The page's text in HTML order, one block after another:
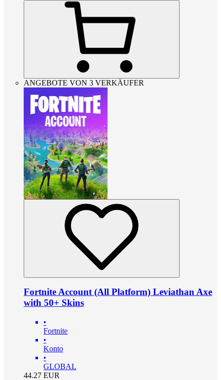
ANGEBOTE VON 3 VERKÄUFER
Fortnite Account (All Platform) Leviathan Axe
with 50+ Skins
•
Fortnite
•
Konto
•
GLOBAL
44.27 EUR